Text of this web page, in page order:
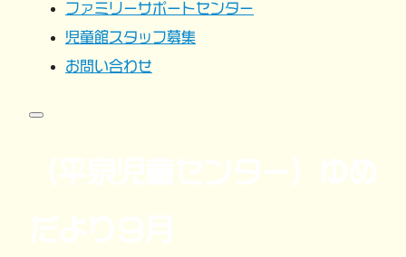
ファミリーサポートセンター
児童館スタッフ募集
お問い合わせ